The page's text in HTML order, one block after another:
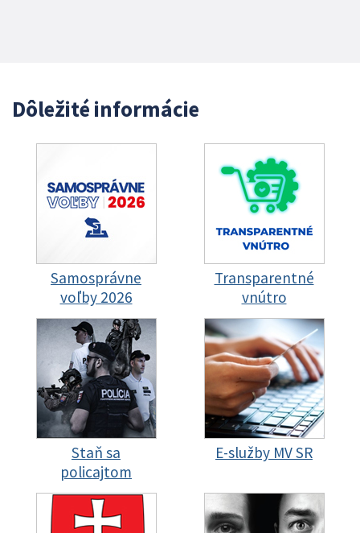
Dôležité informácie
Samosprávne
voľby 2026
Transparentné
vnútro
Staň sa
policajtom
E-služby MV SR